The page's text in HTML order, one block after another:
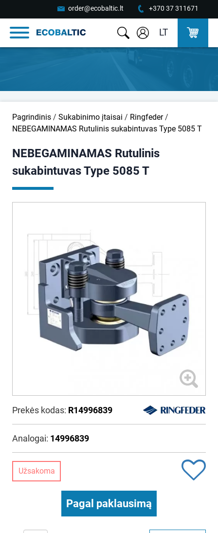
order@ecobaltic.lt +370 37 311671
LT
Pagrindinis / Sukabinimo įtaisai / Ringfeder/
NEBEGAMINAMAS Rutulinis sukabintuvas Type 5085 T
NEBEGAMINAMAS Rutulinis
sukabintuvas Type 5085 T
Prekės kodas: R14996839
Analogai: 14996839
Užsakoma
Pagal paklausimą